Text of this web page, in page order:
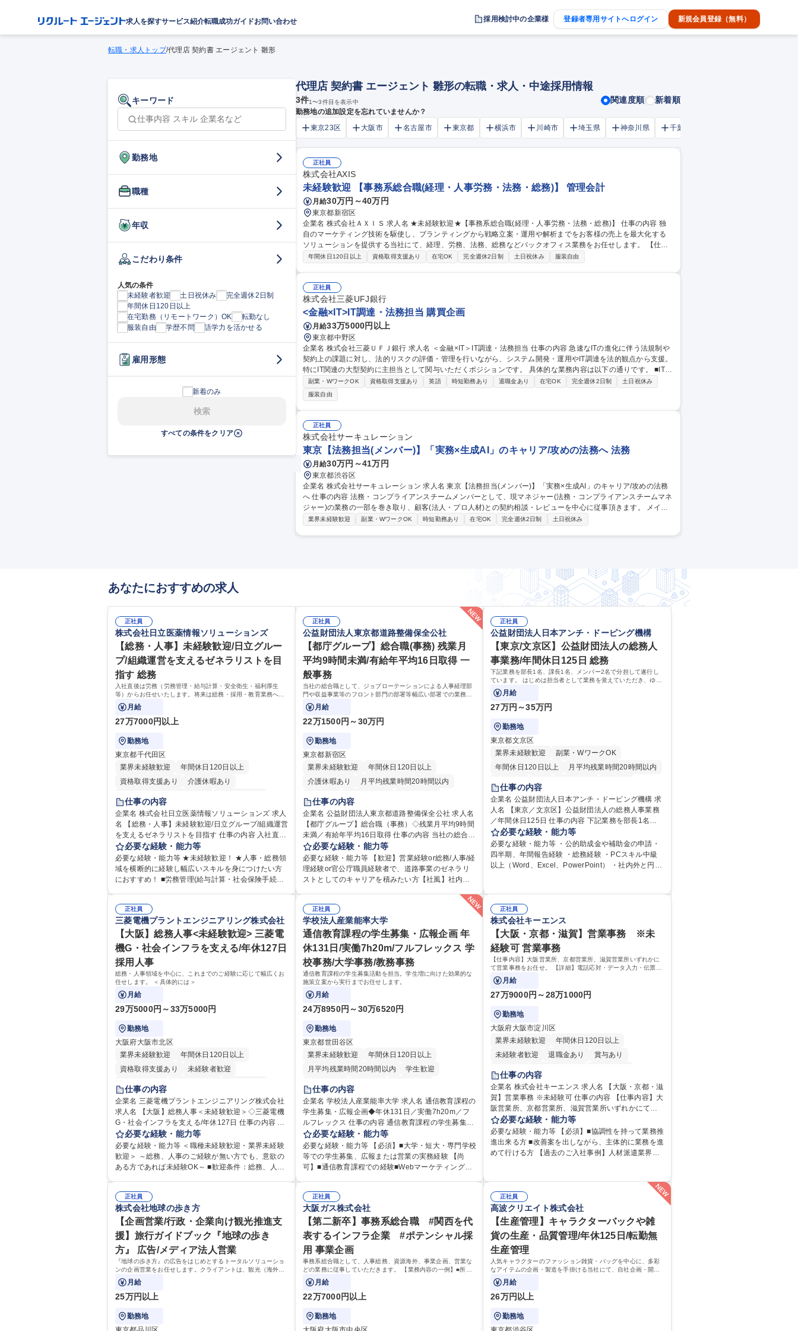
求人を探すサービス紹介転職成功ガイドお問い合わせ 採用検討中の企業様 登録者専用サイトへログイン 新規会員登録（無料）
転職・求人トップ/代理店 契約書 エージェント 雛形
キーワード
勤務地
職種
年収
こだわり条件
人気の条件
未経験者歓迎
土日祝休み
完全週休2日制
年間休日120日以上
在宅勤務（リモートワーク）OK
転勤なし
服装自由
学歴不問 語学力を活かせる
雇用形態
新着のみ
検索
すべての条件をクリア
代理店 契約書 エージェント 雛形の転職・求人・中途採用情報
3件1〜3件目を表示中 関連度順 新着順
勤務地の追加設定を忘れていませんか？
東京23区
大阪市 名古屋市 東京都 横浜市 川崎市 埼玉県 神奈川県 千葉市
正社員
株式会社AXIS
未経験歓迎 【事務系総合職(経理・人事労務・法務・総務)】 管理会計
月給30万円～40万円
東京都新宿区
企業名 株式会社ＡＸＩＳ 求人名 ★未経験歓迎★【事務系総合職(経理・人事労務・法務・総務)】 仕事の内容 独
自のマーケティング技術を駆使し、ブランティングから戦略立案・運用や解析までをお客様の売上を最大化する
ソリューションを提供する当社にて、経理、労務、法務、総務などバックオフィス業務をお任せします。 【仕事
の流れ】■経理：請求書の受領、発行、管理、経費精算の確認、支払処理、入金管理、会計ソフト(MF会計)への入
ング、契約書の1次チェック、電子契約の操作、取締役会・株主総会関連の書類準備補助 募集職種 ★未経験歓迎
★【事務系総合職(経理・人事労務・法務・総務)】
年間休日120日以上 資格取得支援あり 在宅OK 完全週休2日制 土日祝休み 服装自由
正社員
株式会社三菱UFJ銀行
<金融×IT>IT調達・法務担当 購買企画
月給33万5000円以上
東京都中野区
企業名 株式会社三菱ＵＦＪ銀行 求人名 ＜金融×IT＞IT調達・法務担当 仕事の内容 急速なITの進化に伴う法規制や
契約上の課題に対し、法的リスクの評価・管理を行いながら、システム開発・運用やIT調達を法的観点から支援。
特にIT関連の大型契約に主担当として関与いただくポジションです。 具体的な業務内容は以下の通りです。 ■IT関
連の大型調達契約における契約締結プロセスの推進（契約内容のレビュー・作成や、関係部署・法律事務所との
調整等） ■システム開発現場契約締結サポート（契約書レビュー、代理交渉、契約雛形の整備等） ■システム部門
における契約対応体制の構築（開発部門と本社機構の役割分担の明確化等） ■システム開発現場への契約・法務面
の支援・教育 募集職種 ＜金融×IT＞IT調達・法務担当
副業・WワークOK 資格取得支援あり 英語 時短勤務あり 退職金あり 在宅OK 完全週休2日制
土日祝休み
服装自由
正社員
株式会社サーキュレーション
東京【法務担当(メンバー)】「実務×生成AI」のキャリア/攻めの法務へ 法務
月給30万円～41万円
東京都渋谷区
企業名 株式会社サーキュレーション 求人名 東京【法務担当(メンバー)】「実務×生成AI」のキャリア/攻めの法務
へ 仕事の内容 法務・コンプライアンスチームメンバーとして、現マネジャー(法務・コンプライアンスチームマネ
ジャー)の業務の一部を巻き取り、顧客(法人・プロ人材)との契約相談・レビューを中心に従事頂きます。 メイン
ビジネスは、法人顧客・同社間における準委任契約、同社・プロ人材間における準委任契約を締結する、プロシ
業界未経験歓迎 副業・WワークOK 時短勤務あり 在宅OK 完全週休2日制 土日祝休み
あなたにおすすめの求人
正社員
株式会社日立医薬情報ソリューションズ
【総務・人事】未経験歓迎/日立グルー
プ/組織運営を支えるゼネラリストを目
指す 総務
入社直後は労務（労務管理・給与計算・安全衛生・福利厚生
等）からお任せいたします。将来は総務・採用・教育業務へ守
備範囲を広げ、組織運営を支えるゼネラリストをめざせます。
月給
27万7000円以上
勤務地
東京都千代田区
業界未経験歓迎
年間休日120日以上
資格取得支援あり
介護休暇あり
月平均残業時間20時間以内
住宅手当あり
時短勤務あり
退職金あり
在宅OK
賞与あり 育休あり
完全週休2日制
交通費支給
土日祝休み 寮・社宅あり
仕事の内容
企業名 株式会社日立医薬情報ソリューションズ 求人
名 【総務・人事】未経験歓迎/日立グループ/組織運営
を支えるゼネラリストを目指す 仕事の内容 入社直後
は労務（労務管理・給与計算・安全衛生・福利厚生
等）からお任せいたします。将来は総務・採用・教
育業務へ守備範囲を広げ、組織運営を支えるゼネラ
リストをめざせます。 ・初期業務：労働時間管理、
て、休職者管理など、幅広く経験を積んでいただき
ます。 ・将来的な広がり：総務・採用・教育・税務
対応・経営企画等。 ★メンバーがマンツーマンで丁
寧に教えるため、ご経験が浅くても安心！幅広く経
験を積みたい意欲がある方に最適な環境です。 募集
職種 【総務・人事】未経験歓迎/日立グループ/組織運
営を支えるゼネラリストを目指す
必要な経験・能力等
必要な経験・能力等 ★未経験歓迎！ ★人事・総務領
域を横断的に経験し幅広いスキルを身につけたい方
におすすめ！ ■労務管理(給与計算・社会保険手続
ームで仕事を推進できる方■将来はマネジメント職と
して活躍したい 【尚可】■人事、労務、採用、教育業
務のご経験 ■労務管理（給与計算・社会保険手続き・
勤怠管理など）の経験 ■衛生管理者の資格をお持ちの
方 学歴・資格 学歴：大学院 大学 高専 短大 専修学校
高校 語学力： 資格：
正社員
公益財団法人東京都道路整備保全公社
【都庁グループ】総合職(事務) 残業月
平均9時間未満/有給年平均16日取得 一
般事務
当社の総合職として、ジョブローテーションによる人事経理部
門や収益事業等のフロント部門の部署等幅広い部署での業務を
お任せいたします。研修制度やキャリア支援が充実しておりま
す！ ※下記業務詳細
月給
22万1500円～30万円
勤務地
東京都新宿区
業界未経験歓迎
年間休日120日以上
介護休暇あり
月平均残業時間20時間以内
転勤なし
住宅手当あり
研修あり
退職金あり
賞与あり
完全週休2日制
交通費支給
駅近5分以内
資格取得手当あり
食事補助あり
仕事の内容
企業名 公益財団法人東京都道路整備保全公社 求人名
【都庁グループ】総合職（事務）◇残業月平均9時間
未満／有給年平均16日取得 仕事の内容 当社の総合職
として、ジョブローテーションによる人事経理部門
や収益事業等のフロント部門の部署等幅広い部署で
の業務をお任せいたします。研修制度やキャリア支
援が充実しております！ ※下記業務詳細 【業務詳
に係る管理業務 ■収益部門：駐車場の新規開拓、管理
運営、新宿駅西口広場の「イベントコーナー」など
の管理運営 ■道路部門：整備の急がれる骨格幹線道路
や木造住宅密集地域の特定整備路線の用地取得、道
路に関する普及啓発事業、都内の道路施設や道路工
事現場の見学ツアー事業 ※入社後は上記いずれかの
部門へ配属。※業務内容変更の範囲：会社の定める
業務 募集職種 【都庁グループ】総合職（事務）◇残
業月平均9時間未満／有給年平均16日取得
必要な経験・能力等
必要な経験・能力等 【歓迎】営業経験or総務/人事/経
理経験or官公庁職員経験者で、道路事業のゼネラリ
ストとしてのキャリアを積みたい方【社風】社内関
携われる：総合職（事務）では、駐車場の管理運営
や道路用地の取得、公益財団法人の中枢を担う管理
部門など多岐に渡る業務を経験できます。 ■様々なプ
ロジェクト：駐車場事業の他、新宿駅西口広場内に
設置された照明を兼ねた広告「ブライトサイン」の
管理運営を行うなど、事業収益を生み出す活動を積
極的に行っています。 学歴・資格 学歴：大学院 大学
高専 短大 専修学校 高校 語学力： 資格：
正社員
公益財団法人日本アンチ・ドーピング機構
【東京/文京区】公益財団法人の総務人
事業務/年間休日125日 総務
下記業務を部長1名、課長1名、メンバー2名で分担して遂行し
ています。 はじめは担当者として業務を覚えていただき、ゆく
ゆくはリーダーやマネージャーポジションとして活躍いただく
ことを期待しています。
月給
27万円～35万円
勤務地
東京都文京区
業界未経験歓迎
副業・WワークOK
年間休日120日以上
月平均残業時間20時間以内
転勤なし
英語
賞与あり
育休あり
完全週休2日制
交通費支給
土日祝休み 食事補助あり
仕事の内容
企業名 公益財団法人日本アンチ・ドーピング機構 求
人名 【東京／文京区】公益財団法人の総務人事業務
／年間休日125日 仕事の内容 下記業務を部長1名、
課長1名、メンバー2名で分担して遂行しています。
はじめは担当者として業務を覚えていただき、ゆく
ゆくはリーダーやマネージャーポジションとして活
躍いただくことを期待しています。 【総務・人事グ
出 ・法定の会議運営（評議員会、理事会） ・コンプ
ライアンス ・内部規程やルールの管理、整備、文書
管理 ・契約関連 ・衛生管理 ・防災関連・公的助成金
の管理・オフィス、ファシリティ管理 ・福利厚生関
連 ・職員からの問合せ、相談対応 ・その他日常の総
務業務全般 募集職種 【東京／文京区】公益財団法人
の総務人事業務／年間休日125日
必要な経験・能力等
必要な経験・能力等 ・公的助成金や補助金の申請・
四半期、年間報告経験 ・総務経験 ・PCスキル中級
以上（Word、Excel、PowerPoint） ・社内外と円滑
専修学校 高校 語学力： 資格：
正社員
三菱電機プラントエンジニアリング株式会社
【大阪】総務人事<未経験歓迎> 三菱電
機G・社会インフラを支える/年休127日
採用人事
総務・人事領域を中心に、これまでのご経験に応じて幅広くお
任せします。 ＜具体的には＞
月給
29万5000円～33万5000円
勤務地
大阪府大阪市北区
業界未経験歓迎
年間休日120日以上
資格取得支援あり
未経験者歓迎
住宅手当あり
退職金あり
在宅OK
賞与あり
完全週休2日制
交通費支給
駅近5分以内
土日祝休み
服装自由
寮・社宅あり
食事補助あり
仕事の内容
企業名 三菱電機プラントエンジニアリング株式会社
求人名 【大阪】総務人事＜未経験歓迎＞◇三菱電機
G・社会インフラを支える/年休127日 仕事の内容 総
務・人事領域を中心に、これまでのご経験に応じて
幅広くお任せします。 ＜具体的には＞ ・総務/人事労
務（給与・社保・勤怠管理など） ・採用・教育研修
・福利厚生運用 など ※基本的には事務所勤務です
当業務を持ちつつ、お互いに助け合いながら、総務
部という組織として協力しながら進める体制です。
募集職種 【大阪】総務人事＜未経験歓迎＞◇三菱電
機G・社会インフラを支える/年休127日
必要な経験・能力等
必要な経験・能力等 ＜職種未経験歓迎・業界未経験
歓迎＞ ～総務、人事のご経験が無い方でも、意欲の
ある方であれば未経験OK～ ■歓迎条件：総務、人事
い、業務を円滑に遂行できる協調性やコミュニケー
ション能力を持っている方 ・人事総務領域に興味が
ありゼネラリスト志向をお持ちの方 学歴・資格 学
歴：大学院 大学 語学力： 資格：
正社員
学校法人産業能率大学
通信教育課程の学生募集・広報企画 年
休131日/実働7h20m/フルフレックス 学
校事務/大学事務/教務事務
通信教育課程の学生募集活動を担当。学生増に向けた効果的な
施策立案から実行までお任せします。
月給
24万8950円～30万6520円
勤務地
東京都世田谷区
業界未経験歓迎
年間休日120日以上
月平均残業時間20時間以内
学生歓迎
退職金あり
土日祝休み
仕事の内容
企業名 学校法人産業能率大学 求人名 通信教育課程の
学生募集・広報企画◆年休131日／実働7h20m／フ
ルフレックス 仕事の内容 通信教育課程の学生募集活
動を担当。学生増に向けた効果的な施策立案から実
行までお任せします。 ■通信教育課程における学生募
集・広報・営業・企画業務 ■併修校への営業活動およ
び関係構築 ■入学説明会・個別相談会の企画・運営・
あり。振替休日を取得いただきます。 【業務内容の
変更範囲】会社の定める業務 募集職種 通信教育課程
の学生募集・広報企画◆年休131日／実働7h20m／
フルフレックス
必要な経験・能力等
必要な経験・能力等 【必須】■大学・短大・専門学校
等での学生募集、広報または営業の実務経験 【尚
可】■通信教育課程での経験■Webマーケティング経
営業経験や通信教育課程での知見を活かせます！
【働き方について】年間休日131日、実働7時間20
分、フルフレックス制導入（試用期間終了後）でワ
ークライフバランス良く働けます。 【当社の強み】1
925年創立の歴史を有し、通信教育課程の在籍者数は
全国トップクラスの実績を誇る安定基盤がありま
す。 学歴・資格 学歴：大学院 大学 語学力： 資格：
正社員
株式会社キーエンス
【大阪・京都・滋賀】営業事務 ※未
経験可 営業事務
【仕事内容】大阪営業所、京都営業所、滋賀営業所いずれかに
て営業事務をお任せ。 【詳細】電話応対・データ入力・伝票や
見積の作成・カタログ送付・来客対応・営業所内で発生する事
務業務や業務改善をお任せ。
月給
27万9000円～28万1000円
勤務地
大阪府大阪市淀川区
業界未経験歓迎
年間休日120日以上
未経験者歓迎
退職金あり
賞与あり
育休あり
完全週休2日制
駅近5分以内
土日祝休み
仕事の内容
企業名 株式会社キーエンス 求人名 【大阪・京都・滋
賀】営業事務 ※未経験可 仕事の内容 【仕事内容】大
阪営業所、京都営業所、滋賀営業所いずれかにて営
業事務をお任せ。 【詳細】電話応対・データ入力・
伝票や見積の作成・カタログ送付・来客対応・営業
所内で発生する事務業務や業務改善をお任せ。 【教
育制度】ご入社後、育成担当とペアになりながらOJT
仕事に慣れることができる環境です。また、「チー
ムで成果を出す文化」があり、良いやり方を積極的
に共有しながら常に改善を目指す風土のため、安心
して業務に取り組んでいただけます。 募集職種 【大
阪・京都・滋賀】営業事務 ※未経験可
必要な経験・能力等
必要な経験・能力等 【必須】■協調性を持って業務推
進出来る方 ■改善案を出しながら、主体的に業務を進
めて行ける方 【過去のご入社事例】人材派遣業界や
なく主体性を発揮したサポートにより、キーエンス
の付加価値向上に貢献します。ベースの定型業務に
加えて、お客様や社員の状況に合わせ、能動的なサ
ポート、改善の動きも期待され。組織を支えるスペ
シャリストとして、チームに貢献し、結果的に社員
から頼られる存在になることができます。平均19:30
の退勤以降の業務の持ち帰りも禁止されており、メ
リハリのある働き方となります。 学歴・資格 学歴：
大学院 大学 高専 短大 語学力： 資格：
正社員
株式会社地球の歩き方
【企画営業/行政・企業向け観光推進支
援】旅行ガイドブック『地球の歩き
方』 広告/メディア法人営業
『地球の歩き方』の広告をはじめとするトータルソリューショ
ンの企画営業をお任せします。クライアントは、観光（海外旅
行、国内旅行、インバウンド）で地域や事業を推進したい国内
外の行政や企業です。
月給
25万円以上
勤務地
正社員
大阪ガス株式会社
【第二新卒】事務系総合職 #関西を代
表するインフラ企業 #ポテンシャル採
用 事業企画
事務系総合職として、人事総務、資源海外、事業企画、営業な
どの業務に従事していただきます。 【業務内容の一例】■所属
事業部の勤労業務 ■海外に関係する各種業務 ■営業部門の企画
スタッフ、ルート営業
月給
22万7000円以上
勤務地
正社員
高波クリエイト株式会社
【生産管理】キャラクターバックや雑
貨の生産・品質管理/年休125日/転勤無
生産管理
人気キャラクターのファッション雑貨・バッグを中心に、多彩
なアイテムの企画・製造を手掛ける当社にて、自社企画・開発
商品の生産管理・品質管理を担当。『かわいい』を届けるやり
がいのあるポジションです。
月給
26万円以上
勤務地